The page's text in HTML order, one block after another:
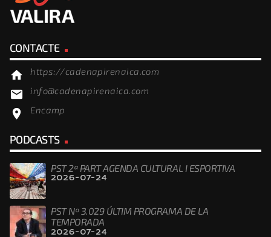
CONTACTE
home https://cadenapirenaica.com
email info@cadenapirenaica.com
location_on Encamp
PODCASTS
PST 2ª PART AGENDA CULTURAL I ESPORTIVA
2026-07-24
PST Nº 3.029 ÚLTIM PROGRAMA DE LA
TEMPORADA
2026-07-24